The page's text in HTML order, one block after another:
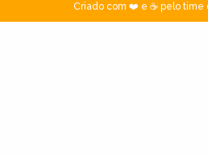
Criado com ❤️ e ☕ pelo time